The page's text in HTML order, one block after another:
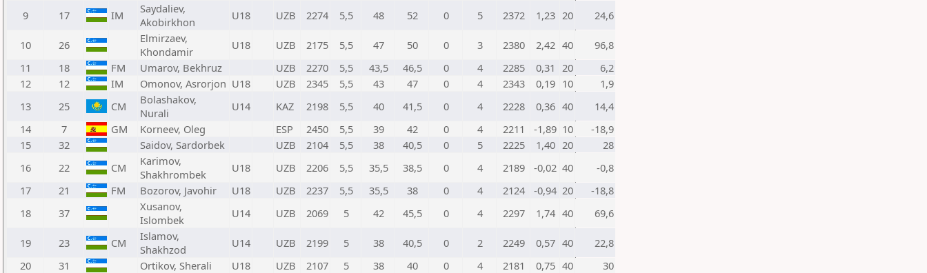
9
17 IM
Saydaliev,
Akobirkhon
U18 UZB 2274 5,5 48 52 0 5 2372 1,23 20 24,6
10 26
Elmirzaev,
Khondamir
U18 UZB 2175 5,5 47 50 0 3 2380 2,42 40
96,8
11
18 FM Umarov, Bekhruz UZB 2270 5,5 43,5 46,5 0 4 2285 0,31 20
6,2
12
12 IM Omonov, Asrorjon U18 UZB 2345 5,5 43 47 0 4 2343 0,19 10
1,9
13
25 CM
Bolashakov,
Nurali
U14 KAZ 2198 5,5 40 41,5 0 4 2228 0,36 40
14,4
14
7 GM Korneev, Oleg ESP 2450 5,5 39 42 0 4 2211 -1,89 10
-18,9
15
32 Saidov, Sardorbek UZB 2104 5,5 38 40,5 0 5 2225 1,40 20
28
16
22 CM
Karimov,
Shakhrombek
U18 UZB 2206 5,5 35,5 38,5 0 4 2189 -0,02 40
-0,8
17
21 FM Bozorov, Javohir U18 UZB 2237 5,5 35,5 38 0 4 2124 -0,94 20
-18,8
18
37
Xusanov,
Islombek
U14 UZB 2069 5 42 45,5 0 4 2297 1,74 40 69,6
19 23 CM
Islamov,
Shakhzod
U14 UZB 2199 5 38 40,5 0 2 2249 0,57 40
22,8
20
31 Ortikov, Sherali U18 UZB 2107 5 38 40 0 4 2181 0,75 40
30